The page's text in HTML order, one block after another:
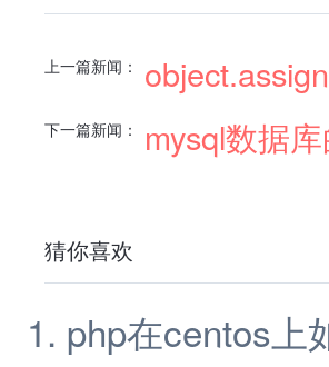
上一篇新闻：
下一篇新闻： mysql数据
猜你喜欢
php在centos上